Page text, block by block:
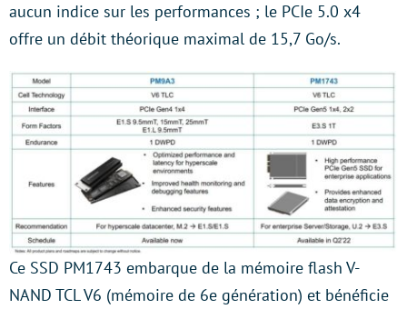
aucun indice sur les performances ; le PCIe 5.0 x4
offre un débit théorique maximal de 15,7 Go/s.
Ce SSD PM1743 embarque de la mémoire flash V-
NAND TCL V6 (mémoire de 6e génération) et bénéficie